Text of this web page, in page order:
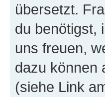
übersetzt.
du benötigst,
uns freuen,
dazu können
(siehe Link